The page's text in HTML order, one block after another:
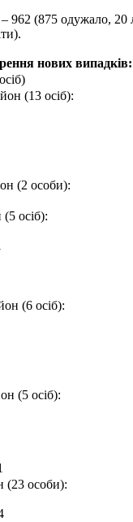
962 (875 одужало, 20
нових випадків:
(13 осіб):
(2 особи):
осіб):
(6 осіб):
(5 осіб):
(23 особи):